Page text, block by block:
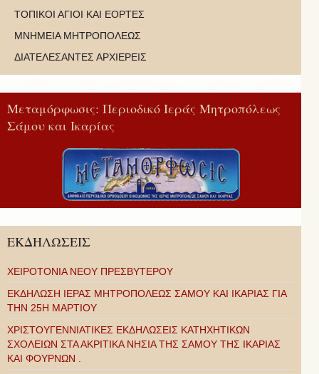
ΤΟΠΙΚΟΙ ΑΓΙΟΙ ΚΑΙ ΕΟΡΤΕΣ
ΜΝΗΜΕΙΑ ΜΗΤΡΟΠΟΛΕΩΣ
ΔΙΑΤΕΛΕΣΑΝΤΕΣ ΑΡΧΙΕΡΕΙΣ
Μεταμόρφωσις: Περιοδικό Ιεράς Μητροπόλεως
Σάμου και Ικαρίας
ΕΚΔΗΛΩΣΕΙΣ
ΧΕΙΡΟΤΟΝΙΑ ΝΕΟΥ ΠΡΕΣΒΥΤΕΡΟΥ
ΕΚΔΗΛΩΣΗ ΙΕΡΑΣ ΜΗΤΡΟΠΟΛΕΩΣ ΣΑΜΟΥ ΚΑΙ ΙΚΑΡΙΑΣ ΓΙΑ
ΤΗΝ 25Η ΜΑΡΤΙΟΥ
ΧΡΙΣΤΟΥΓΕΝΝΙΑΤΙΚΕΣ ΕΚΔΗΛΩΣΕΙΣ ΚΑΤΗΧΗΤΙΚΩΝ
ΣΧΟΛΕΙΩΝ ΣΤΑ ΑΚΡΙΤΙΚΑ ΝΗΣΙΑ ΤΗΣ ΣΑΜΟΥ ΤΗΣ ΙΚΑΡΙΑΣ
ΚΑΙ ΦΟΥΡΝΩΝ .